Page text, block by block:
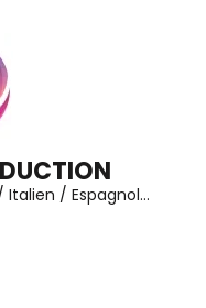
/ Espagnol…